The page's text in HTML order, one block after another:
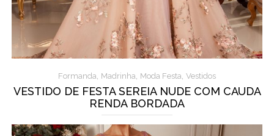
Formanda, Madrinha, Moda Festa, Vestidos
VESTIDO DE FESTA SEREIA NUDE COM CAUDA
RENDA BORDADA